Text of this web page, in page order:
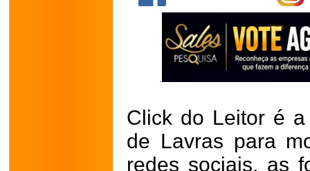
Click do Leitor é
de Lavras para
redes sociais, as